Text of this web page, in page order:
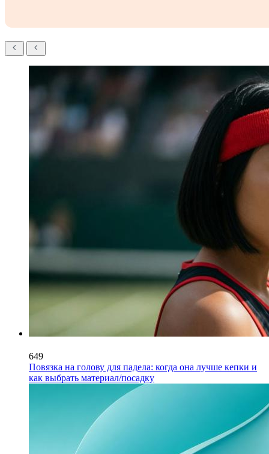
649
Повязка на голову для падела: когда она лучше кепки и
как выбрать материал/посадку